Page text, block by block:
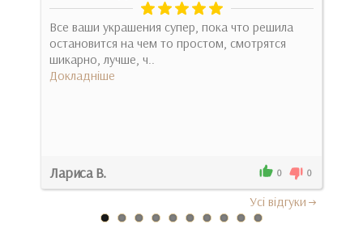
Все ваши украшения супер, пока что решила
остановится на чем то простом, смотрятся
шикарно, лучше, ч..
Докладніше
Лариса В. 0 0
Усi вiдгуки